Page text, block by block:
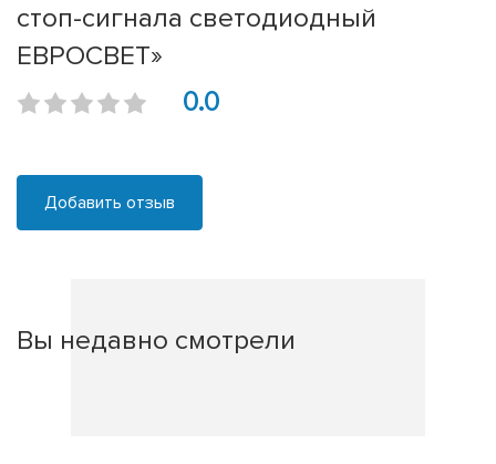
стоп-сигнала светодиодный
ЕВРОСВЕТ»
0.0
Добавить отзыв
Вы недавно смотрели